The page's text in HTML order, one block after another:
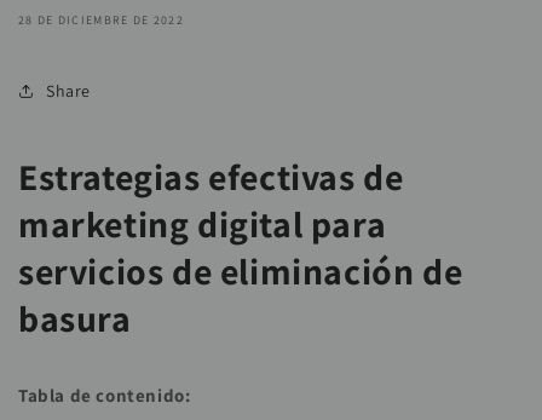
28 DE DICIEMBRE DE 2022
Share
Estrategias efectivas de
marketing digital para
servicios de eliminación de
basura
Tabla de contenido: